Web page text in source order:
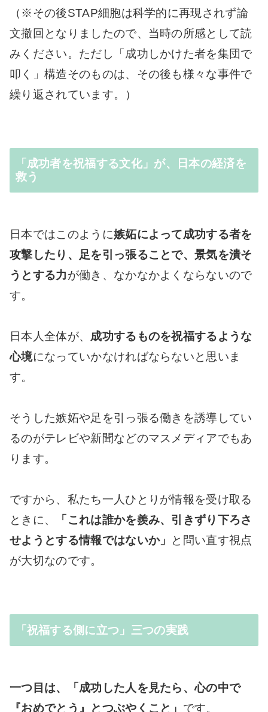
（※その後STAP細胞は科学的に再現されず論
文撤回となりましたので、当時の所感として読
みください。ただし「成功しかけた者を集団で
叩く」構造そのものは、その後も様々な事件で
繰り返されています。）
「成功者を祝福する文化」が、日本の経済を
救う
日本ではこのように嫉妬によって成功する者を
攻撃したり、足を引っ張ることで、景気を潰そ
うとする力が働き、なかなかよくならないので
す。
日本人全体が、 成功するものを祝福するような
心境になっていかなければならないと思いま
す。
そうした嫉妬や足を引っ張る働きを誘導してい
るのがテレビや新聞などのマスメディアでもあ
ります。
ですから、私たち一人ひとりが情報を受け取る
ときに、
「これは誰かを羨み、引きずり下ろさ
せようとする情報ではないか」
と問い直す視点
が大切なのです。
「祝福する側に立つ」三つの実践
一つ目は、「成功した人を見たら、心の中で
『おめでとう』とつぶやくこと」 です。